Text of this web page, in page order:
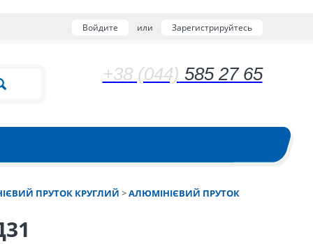
Войдите или Зарегистрируйтесь
+38 (044) 585 27 65
ПРУТОК КРУГЛИЙ >АЛЮМІНІЄВИЙ ПРУТОК